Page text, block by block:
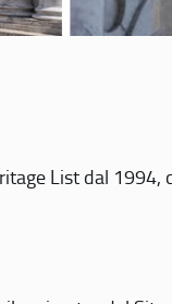
List dal 1994,